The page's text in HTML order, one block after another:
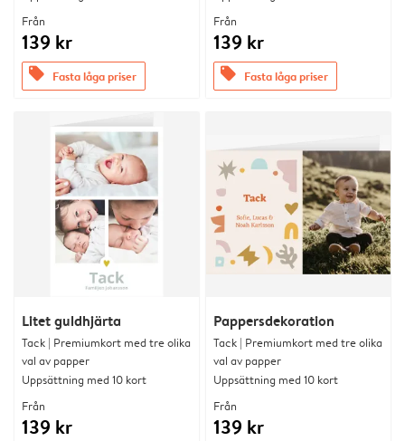
Från
139 kr
offers Fasta låga priser
Från
139 kr
offers Fasta låga priser
Litet guldhjärta
Tack | Premiumkort med tre olika
val av papper
Uppsättning med 10 kort
Från
139 kr
Pappersdekoration
Tack | Premiumkort med tre olika
val av papper
Uppsättning med 10 kort
Från
139 kr